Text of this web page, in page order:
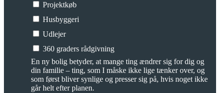
Projektkøb
Husbyggeri
Udlejer
360 graders rådgivning
En ny bolig betyder, at mange ting ændrer sig for dig og
din familie – ting, som I måske ikke lige tænker over, og
som først bliver synlige og presser sig på, hvis noget ikke
går helt efter planen.